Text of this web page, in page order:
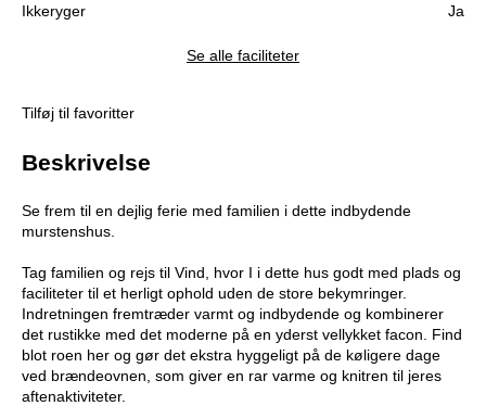
Ikkeryger
Ja
Se alle faciliteter
Tilføj til favoritter
Beskrivelse
Se frem til en dejlig ferie med familien i dette indbydende
murstenshus.
Tag familien og rejs til Vind, hvor I i dette hus godt med plads og
faciliteter til et herligt ophold uden de store bekymringer.
Indretningen fremtræder varmt og indbydende og kombinerer
det rustikke med det moderne på en yderst vellykket facon. Find
blot roen her og gør det ekstra hyggeligt på de køligere dage
ved brændeovnen, som giver en rar varme og knitren til jeres
aftenaktiviteter.